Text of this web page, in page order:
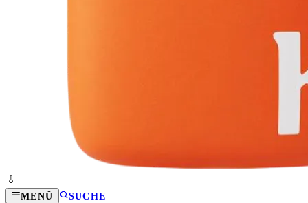
MENÜ SUCHE